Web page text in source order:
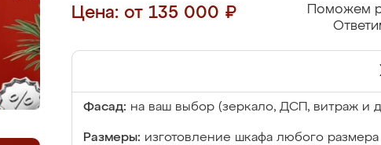
Цена: от 135 000 ₽
Поможем
Фасад: на ваш выбор (зеркало, ДСП, витраж и
Размеры: изготовление шкафа любого размера